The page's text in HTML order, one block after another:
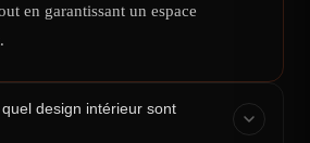
en garantissant un espace
design intérieur sont